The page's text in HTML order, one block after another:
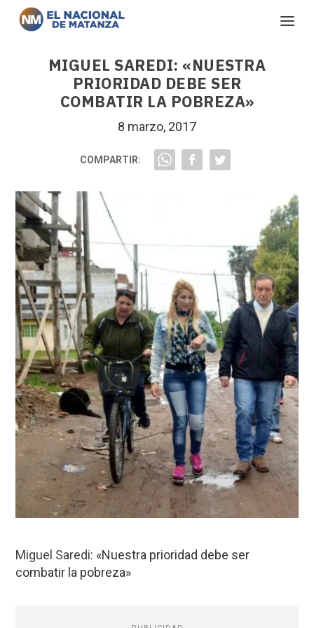
MIGUEL SAREDI: «NUESTRA
PRIORIDAD DEBE SER
COMBATIR LA POBREZA»
8 marzo, 2017
COMPARTIR:
Miguel Saredi: «Nuestra prioridad debe ser
combatir la pobreza»